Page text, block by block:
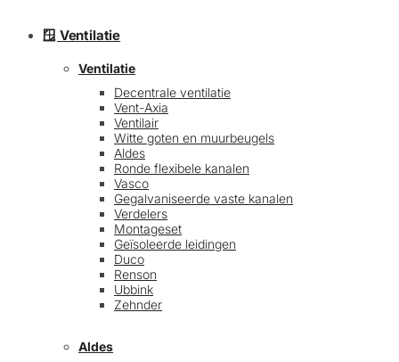
🪟 Ventilatie
Ventilatie
Decentrale ventilatie
Vent-Axia
Ventilair
Witte goten en muurbeugels
Aldes
Ronde flexibele kanalen
Vasco
Gegalvaniseerde vaste kanalen
Verdelers
Montageset
Geïsoleerde leidingen
Duco
Renson
Ubbink
Zehnder
Aldes